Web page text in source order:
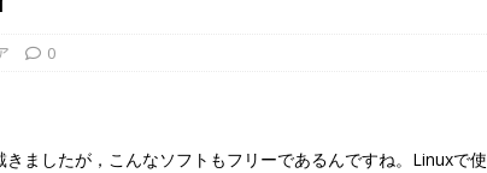
0
ましたが，こんなソフトもフリーであるんですね。Linuxで使